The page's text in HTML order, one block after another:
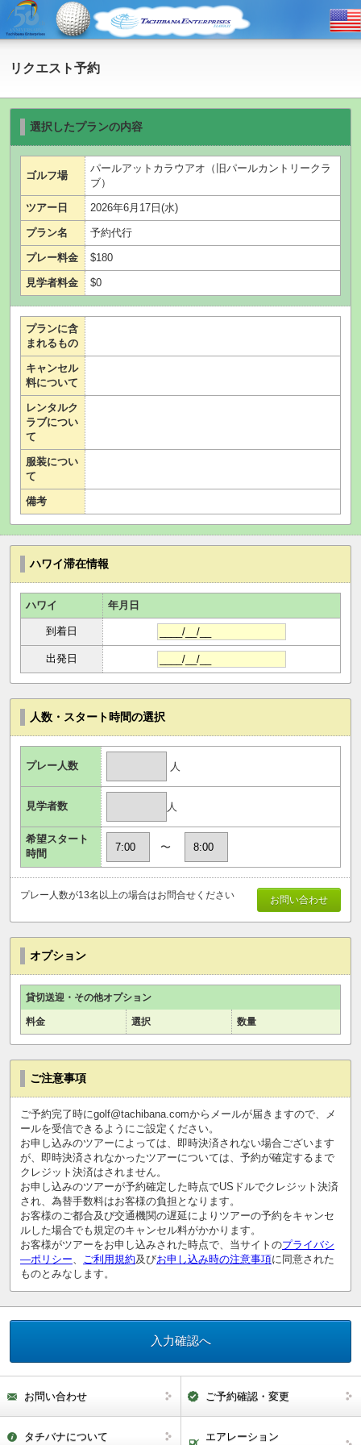
リクエスト予約
選択したプランの内容
ゴルフ場
パールアットカラウアオ（旧パールカントリークラ
ブ）
ツアー日 2026年6月17日(水)
プラン名 予約代行
プレー料金 $180
見学者料金 $0
プランに含
まれるもの
キャンセル
料について
レンタルク
ラブについ
て
服装につい
て
備考
ハワイ滞在情報
ハワイ 年月日
到着日
出発日
人数・スタート時間の選択
プレー人数 人
見学者数 人
希望スタート
時間
〜
お問い合わせ
プレー人数が13名以上の場合はお問合せください
オプション
貸切送迎・その他オプション
料金 選択 数量
ご注意事項
ご予約完了時にgolf@tachibana.comからメールが届きますので、メ
ールを受信できるようにご設定ください。
お申し込みのツアーによっては、即時決済されない場合ございます
が、即時決済されなかったツアーについては、予約が確定するまで
クレジット決済はされません。
お申し込みのツアーが予約確定した時点でUSドルでクレジット決済
され、為替手数料はお客様の負担となります。
お客様のご都合及び交通機関の遅延によりツアーの予約をキャンセ
ルした場合でも規定のキャンセル料がかかります。
お客様がツアーをお申し込みされた時点で、当サイトのプライバシ
―ポリシー
ご利用規約及びお申し込み時の注意事項に同意された
ものとみなします。
お問い合わせ ご予約確認・変更
タチバナについて エアレーション